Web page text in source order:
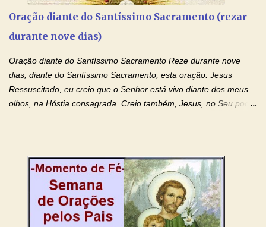
e a força para fazer triunfar, na sua vida, o heroísmo das virtudes
monásticas: a obediência, a castidade e a voluntária pobreza, e
milagres e gra...
Oração diante do Santíssimo Sacramento (rezar
durante nove dias)
Oração diante do Santíssimo Sacramento Reze durante nove
dias, diante do Santíssimo Sacramento, esta oração: Jesus
Ressuscitado, eu creio que o Senhor está vivo diante dos meus
olhos, na Hóstia consagrada. Creio também, Jesus, no Seu poder
creio, Jesus, e clamo que este Sangue seja agora derramado
sobre mim e sobre todos os meus familiares. Eu peço, Senhor
Jesus, que, pelo poder libertador e salvítico deste Sangue,
possamos nos livrar de toda opressão diabólica que possa estar
prejudicando a nossa família. Peço também que atenda, em